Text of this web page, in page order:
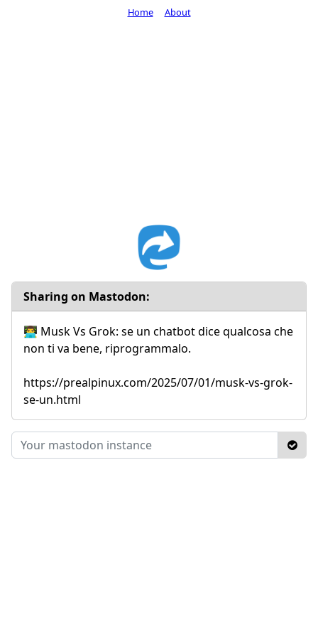
Sharing on Mastodon:
👨‍💻 Musk Vs Grok: se un chatbot dice qualcosa che
non ti va bene, riprogrammalo.
https://prealpinux.com/2025/07/01/musk-vs-grok-
se-un.html
Home About